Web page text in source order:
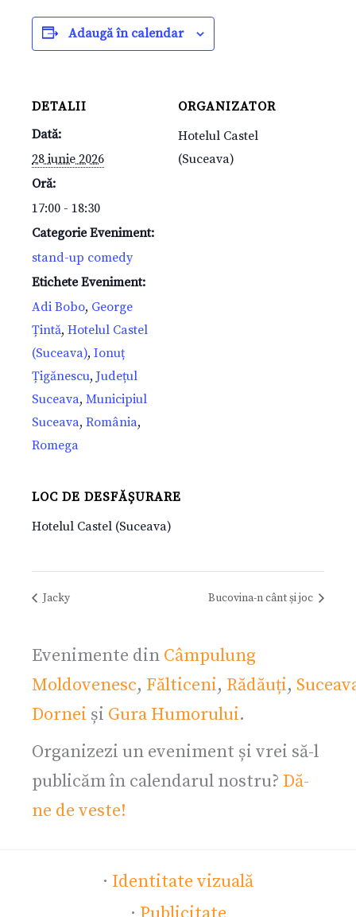
Adaugă în calendar
DETALII
Dată:
28 iunie 2026
Oră:
17:00 - 18:30
Categorie Eveniment:
stand-up comedy
Etichete Eveniment:
Adi Bobo, George
Țintă, Hotelul Castel
(Suceava), Ionuț
Țigănescu, Județul
Suceava, Municipiul
Suceava, România,
Romega
ORGANIZATOR
Hotelul Castel
(Suceava)
LOC DE DESFĂȘURARE
Hotelul Castel (Suceava)
Jacky Bucovina-n cânt și joc
Evenimente din Câmpulung
Moldovenesc, Fălticeni, Rădăuți,
Dornei și Gura Humorului.
Organizezi un eveniment și vrei să-l
publicăm în calendarul nostru? Dă-
ne de veste!
· Identitate vizuală